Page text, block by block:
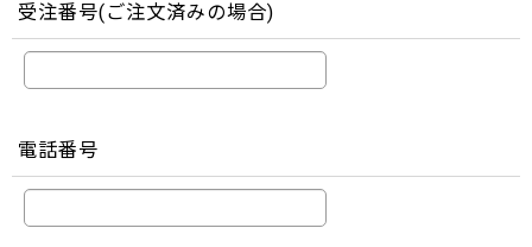
受注番号(ご注文済みの場合)
電話番号